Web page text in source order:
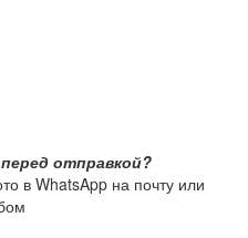
отправкой?
в WhatsApp на почту или